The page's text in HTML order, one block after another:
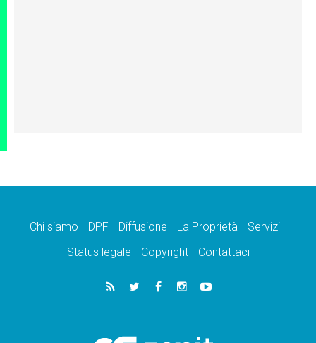
Chi siamo DPF Diffusione La Proprietà
Servizi
Status legale
Copyright Contattaci